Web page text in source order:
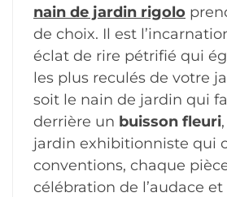
nain de jardin rigolo
de choix. Il est
éclat de rire pétrifié qui
les plus reculés de votre
soit le nain de jardin qui
derrière un buisson fleuri
jardin exhibitionniste qui
conventions, chaque
célébration de l’audace et